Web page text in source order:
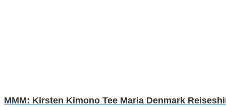
MMM: Kirsten Kimono Tee Maria Denmark